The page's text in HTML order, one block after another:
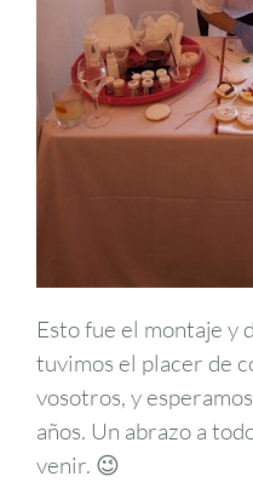
Esto fue el montaje y
tuvimos el placer de
vosotros, y
años. Un abrazo a
venir. 😉